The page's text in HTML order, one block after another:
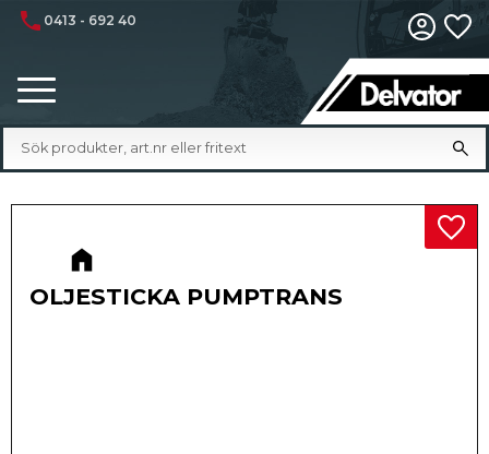
phone 0413 - 692 40
OLJESTICKA PUMPTRANS